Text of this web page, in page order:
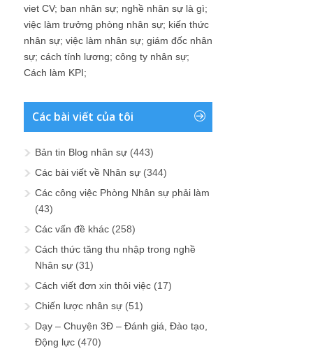
viet CV; ban nhân sự; nghề nhân sự là gì;
việc làm trưởng phòng nhân sự; kiến thức
nhân sự; việc làm nhân sự; giám đốc nhân
sự; cách tính lương; công ty nhân sự;
Cách làm KPI;
Các bài viết của tôi
Bản tin Blog nhân sự (443)
Các bài viết về Nhân sự (344)
Các công việc Phòng Nhân sự phải làm
(43)
Các vấn đề khác (258)
Cách thức tăng thu nhập trong nghề
Nhân sự (31)
Cách viết đơn xin thôi việc (17)
Chiến lược nhân sự (51)
Dạy – Chuyện 3Đ – Đánh giá, Đào tạo,
Động lực (470)